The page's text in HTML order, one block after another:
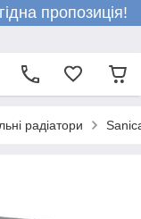
пропозиція!
радіатори